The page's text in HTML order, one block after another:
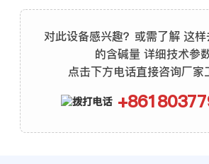
对此设备感兴趣？或需了解 这
的含碱量 详细技术参
点击下方电话直接咨询厂家